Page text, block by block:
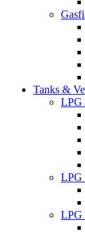
Tanks &
LPG
LPG
LPG